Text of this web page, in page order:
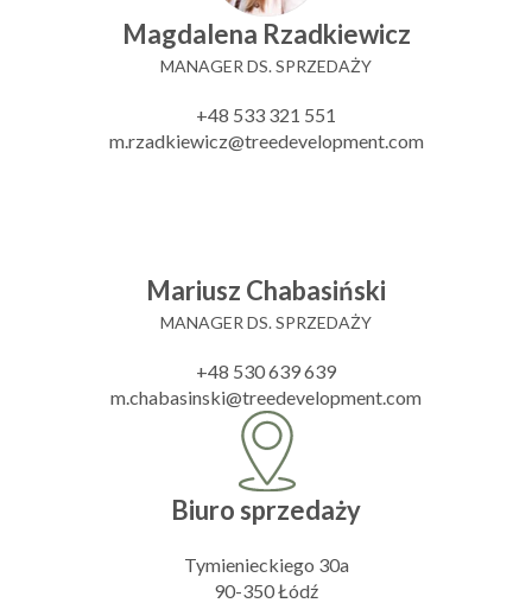
Magdalena Rzadkiewicz
MANAGER DS. SPRZEDAŻY
+48 533 321 551
m.rzadkiewicz@treedevelopment.com
Mariusz Chabasiński
MANAGER DS. SPRZEDAŻY
+48 530 639 639
m.chabasinski@treedevelopment.com
Biuro sprzedaży
Tymienieckiego 30a
90-350 Łódź